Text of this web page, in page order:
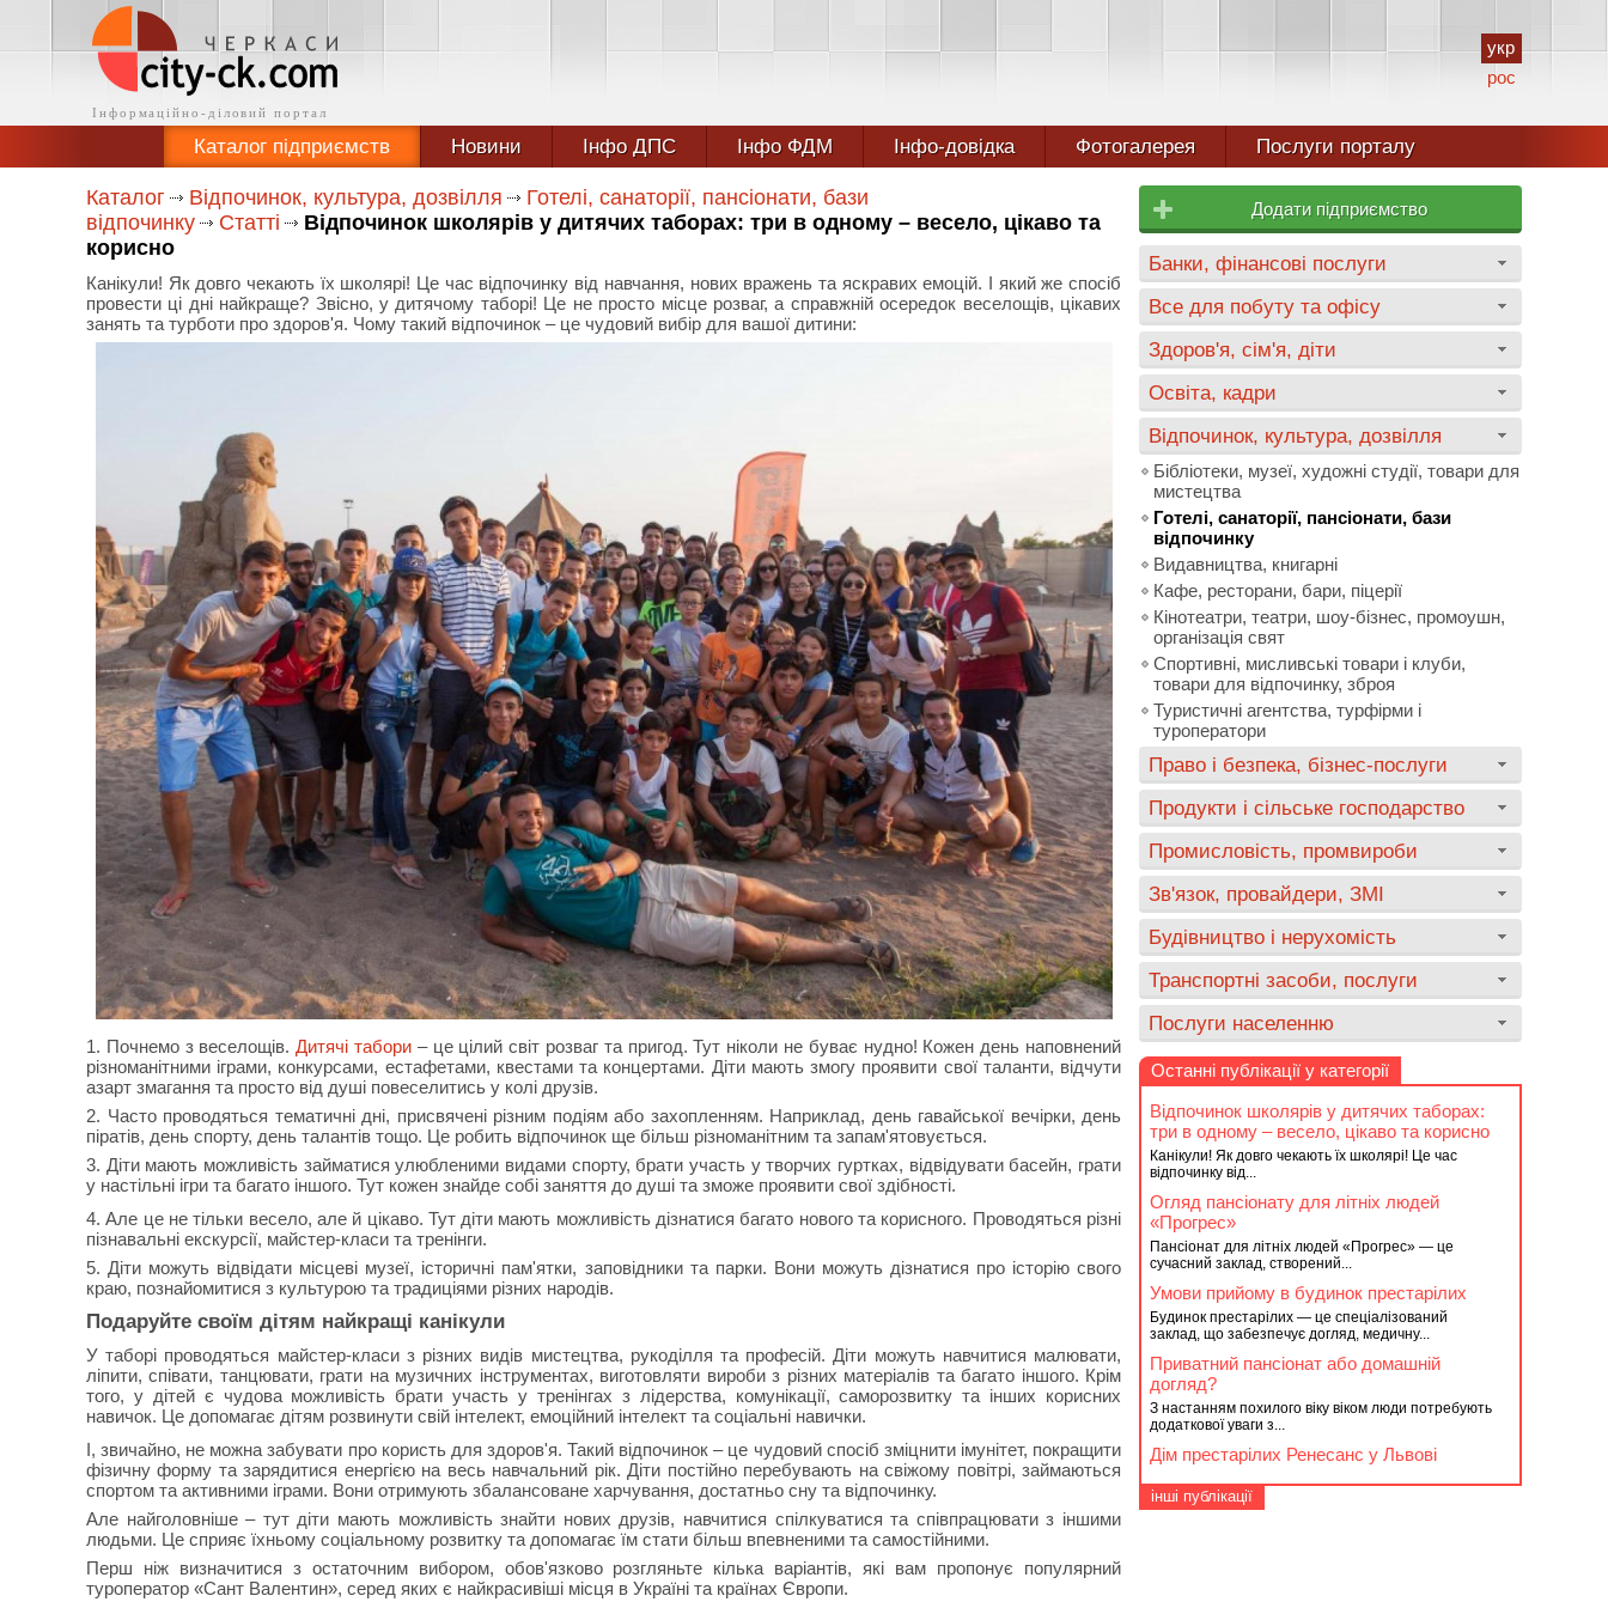
укр
рос
Каталог підприємств Новини Інфо ДПС Інфо ФДМ Інфо-довідка Фотогалерея Послуги порталу
Каталог Відпочинок, культура, дозвілля
Готелі, санаторії, пансіонати, бази
відпочинку
Статті
Відпочинок школярів у дитячих таборах: три в одному – весело, цікаво та
корисно
Канікули! Як довго чекають їх школярі! Це час відпочинку від навчання, нових вражень та яскравих емоцій. І який же спосіб
провести ці дні найкраще? Звісно, у дитячому таборі! Це не просто місце розваг, а справжній осередок веселощів, цікавих
занять та турботи про здоров'я. Чому такий відпочинок – це чудовий вибір для вашої дитини:
1. Почнемо з веселощів.Дитячі табори – це цілий світ розваг та пригод. Тут ніколи не буває нудно! Кожен день наповнений
різноманітними іграми, конкурсами, естафетами, квестами та концертами. Діти мають змогу проявити свої таланти, відчути
азарт змагання та просто від душі повеселитись у колі друзів.
2. Часто проводяться тематичні дні, присвячені різним подіям або захопленням. Наприклад, день гавайської вечірки, день
піратів, день спорту, день талантів тощо. Це робить відпочинок ще більш різноманітним та запам'ятовується.
3. Діти мають можливість займатися улюбленими видами спорту, брати участь у творчих гуртках, відвідувати басейн, грати
у настільні ігри та багато іншого. Тут кожен знайде собі заняття до душі та зможе проявити свої здібності.
4. Але це не тільки весело, але й цікаво. Тут діти мають можливість дізнатися багато нового та корисного. Проводяться різні
пізнавальні екскурсії, майстер-класи та тренінги.
5. Діти можуть відвідати місцеві музеї, історичні пам'ятки, заповідники та парки. Вони можуть дізнатися про історію свого
краю, познайомитися з культурою та традиціями різних народів.
Подаруйте своїм дітям найкращі канікули
У таборі проводяться майстер-класи з різних видів мистецтва, рукоділля та професій. Діти можуть навчитися малювати,
ліпити, співати, танцювати, грати на музичних інструментах, виготовляти вироби з різних матеріалів та багато іншого. Крім
того, у дітей є чудова можливість брати участь у тренінгах з лідерства, комунікації, саморозвитку та інших корисних
навичок. Це допомагає дітям розвинути свій інтелект, емоційний інтелект та соціальні навички.
І, звичайно, не можна забувати про користь для здоров'я. Такий відпочинок – це чудовий спосіб зміцнити імунітет, покращити
фізичну форму та зарядитися енергією на весь навчальний рік. Діти постійно перебувають на свіжому повітрі, займаються
спортом та активними іграми. Вони отримують збалансоване харчування, достатньо сну та відпочинку.
Але найголовніше – тут діти мають можливість знайти нових друзів, навчитися спілкуватися та співпрацювати з іншими
людьми. Це сприяє їхньому соціальному розвитку та допомагає їм стати більш впевненими та самостійними.
Перш ніж визначитися з остаточним вибором, обов'язково розгляньте кілька варіантів, які вам пропонує популярний
туроператор «Сант Валентин», серед яких є найкрасивіші місця в Україні та країнах Європи.
Додати підприємство
Банки, фінансові послуги
Все для побуту та офісу
Здоров'я, сім'я, діти
Освіта, кадри
Відпочинок, культура, дозвілля
Бібліотеки, музеї, художні студії, товари для
мистецтва
Готелі, санаторії, пансіонати, бази
відпочинку
Видавництва, книгарні
Кафе, ресторани, бари, піцерії
Кінотеатри, театри, шоу-бізнес, промоушн,
організація свят
Спортивні, мисливські товари і клуби,
товари для відпочинку, зброя
Туристичні агентства, турфірми і
туроператори
Право і безпека, бізнес-послуги
Продукти і сільське господарство
Промисловість, промвироби
Зв'язок, провайдери, ЗМІ
Будівництво і нерухомість
Транспортні засоби, послуги
Послуги населенню
Останні публікації у категорії
Відпочинок школярів у дитячих таборах:
три в одному – весело, цікаво та корисно
Канікули! Як довго чекають їх школярі! Це час
відпочинку від...
Огляд пансіонату для літніх людей
«Прогрес»
Пансіонат для літніх людей «Прогрес» — це
сучасний заклад, створений...
Умови прийому в будинок престарілих
Будинок престарілих — це спеціалізований
заклад, що забезпечує догляд, медичну...
Приватний пансіонат або домашній
догляд?
З настанням похилого віку віком люди потребують
додаткової уваги з...
Дім престарілих Ренесанс у Львові
інші публікації